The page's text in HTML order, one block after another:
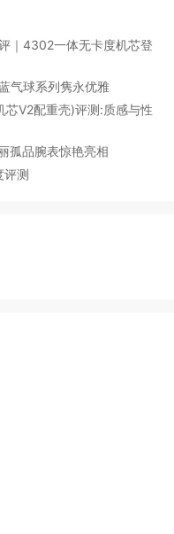
｜4302一体无卡度机芯登
气球系列隽永优雅
V2配重壳)评测:质感与性
孤品腕表惊艳亮相
评测